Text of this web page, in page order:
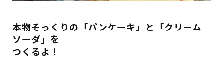
本物そっくりの「パンケーキ」と「クリーム
ソーダ」を
つくるよ！
キャラクター